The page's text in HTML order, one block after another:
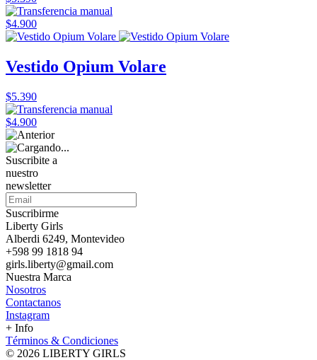
$4.900
Vestido Opium Volare
$5.390
$4.900
Suscribite a
nuestro
newsletter
Suscribirme
Liberty Girls
Alberdi 6249, Montevideo
+598 99 1818 94
girls.liberty@gmail.com
Nuestra Marca
Nosotros
Contactanos
Instagram
+ Info
Términos & Condiciones
© 2026 LIBERTY GIRLS